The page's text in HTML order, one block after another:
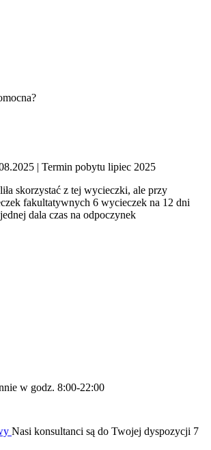
| Termin pobytu lipiec 2025
skorzystać z tej wycieczki, ale przy
fakultatywnych 6 wycieczek na 12 dni
dala czas na odpoczynek
w godz. 8:00-22:00
Nasi konsultanci są do Twojej dyspozycji 7